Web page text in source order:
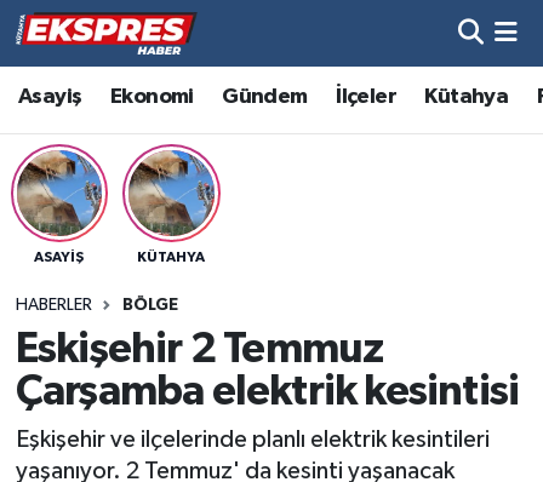
Asayiş Ekonomi Gündem İlçeler Kütahya
ASAYIŞ KÜTAHYA
HABERLER BÖLGE
Eskişehir 2 Temmuz
Çarşamba elektrik kesintisi
Eşkişehir ve ilçelerinde planlı elektrik kesintileri
yaşanıyor. 2 Temmuz' da kesinti yaşanacak
Altıntaş
Asayiş
Aslanapa
Bölge
Çavdarhisar
Domaniç
Hava Durumu
Trafik Durumu
Süper Lig Puan Durumu ve Fikstür
Son Dakika Haberleri
Haber Arşivi